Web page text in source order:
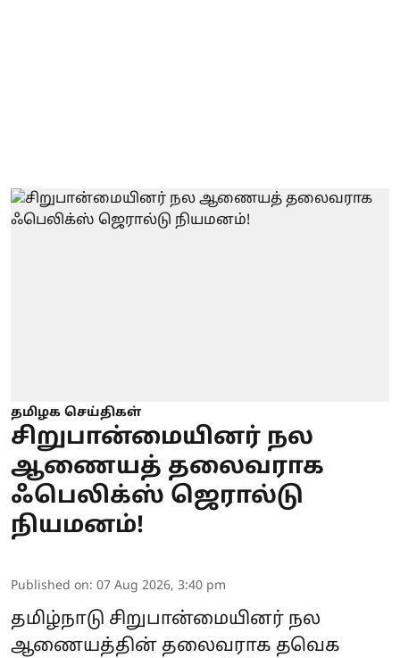
தமிழக செய்திகள்
சிறுபான்மையினர் நல
ஆணையத் தலைவராக
ஃபெலிக்ஸ் ஜெரால்டு
நியமனம்!
Published on: 07 Aug 2026, 3:40 pm
தமிழ்நாடு சிறுபான்மையினர் நல
ஆணையத்தின் தலைவராக தவெக